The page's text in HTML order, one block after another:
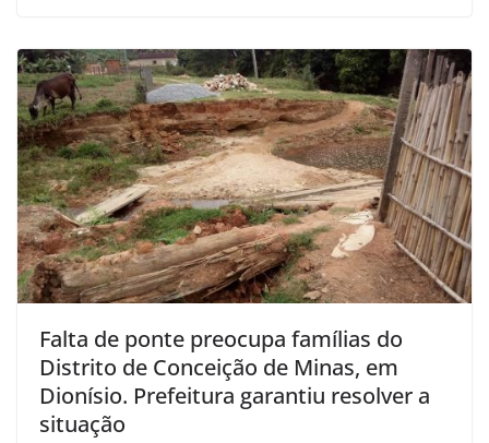
Falta de ponte preocupa famílias do
Distrito de Conceição de Minas, em
Dionísio. Prefeitura garantiu resolver a
situação